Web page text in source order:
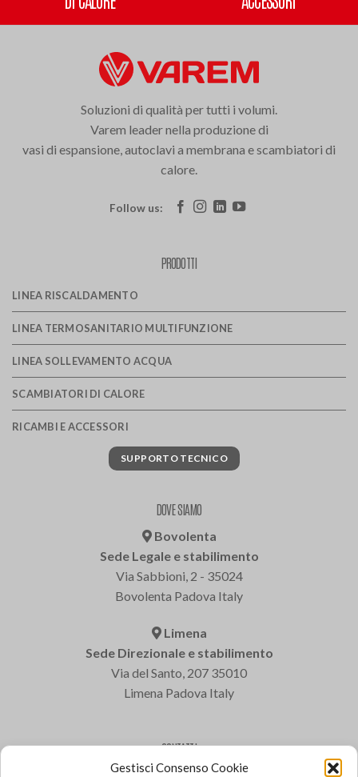
Gestisci Consenso Cookie
Soluzioni di qualità per tutti i volumi.
Varem leader nella produzione di
vasi di espansione, autoclavi a membrana e scambiatori di
calore.
Follow us:
PRODOTTI
LINEA RISCALDAMENTO
LINEA TERMOSANITARIO MULTIFUNZIONE
LINEA SOLLEVAMENTO ACQUA
SCAMBIATORI DI CALORE
RICAMBI E ACCESSORI
SUPPORTO TECNICO
DOVE SIAMO
Bovolenta
Sede Legale e stabilimento
Via Sabbioni, 2 - 35024
Bovolenta Padova Italy
Limena
Sede Direzionale e stabilimento
Via del Santo, 207 35010
Limena Padova Italy
CONTATTI